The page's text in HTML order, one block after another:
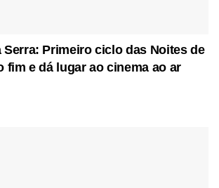
Serra: Primeiro ciclo das Noites de
fim e dá lugar ao cinema ao ar